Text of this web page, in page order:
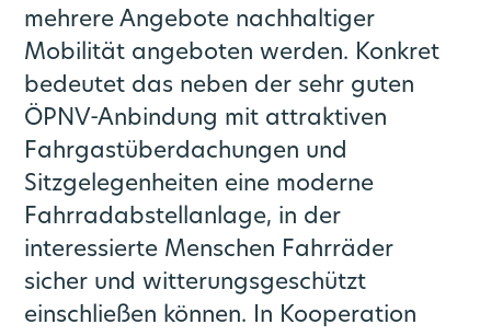
mehrere Angebote nachhaltiger
Mobilität angeboten werden. Konkret
bedeutet das neben der sehr guten
ÖPNV-Anbindung mit attraktiven
Fahrgastüberdachungen und
Sitzgelegenheiten eine moderne
Fahrradabstellanlage, in der
interessierte Menschen Fahrräder
sicher und witterungsgeschützt
einschließen können. In Kooperation